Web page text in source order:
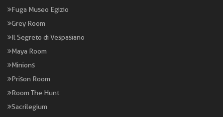
Fuga Museo Egizio
Grey Room
Il Segreto di Vespasiano
Maya Room
Minions
Prison Room
Room The Hunt
Sacrilegium